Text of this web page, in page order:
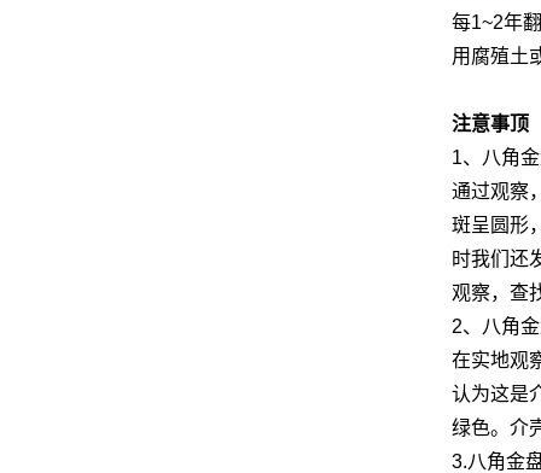
每1~2年
用腐殖土
注意事顶
1、八角
通过观察
斑呈圆形
时我们还
观察，查
2、八角
在实地观
认为这是
绿色。介
3.八角金